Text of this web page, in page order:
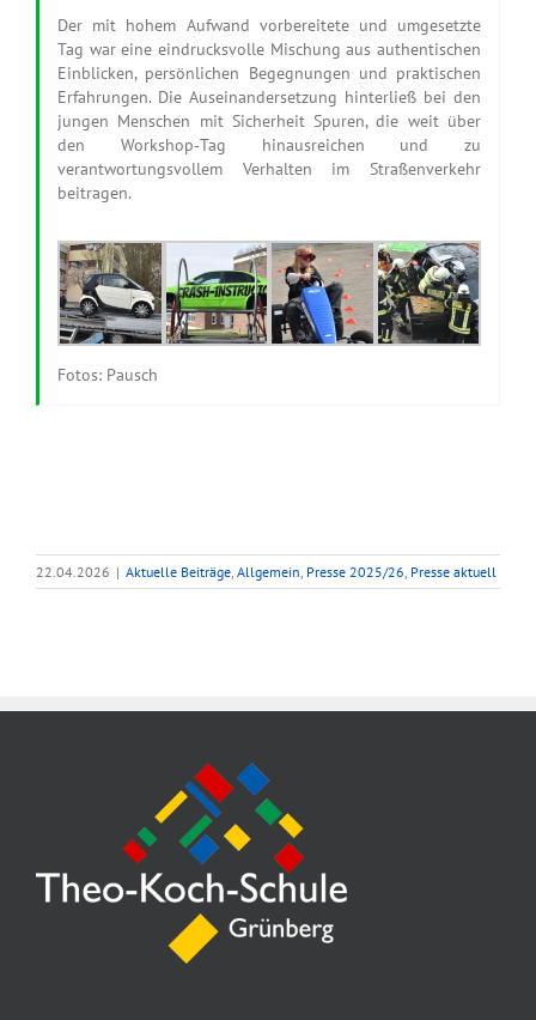
Der mit hohem Aufwand vorbereitete und umgesetzte
Tag war eine eindrucksvolle Mischung aus authentischen
Einblicken, persönlichen Begegnungen und praktischen
Erfahrungen. Die Auseinandersetzung hinterließ bei den
jungen Menschen mit Sicherheit Spuren, die weit über
den Workshop‑Tag hinausreichen und zu
verantwortungsvollem Verhalten im Straßenverkehr
beitragen.
Fotos: Pausch
22.04.2026 | Aktuelle Beiträge, Allgemein, Presse 2025/26, Presse aktuell